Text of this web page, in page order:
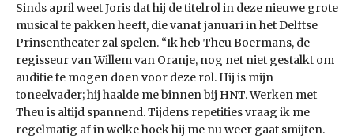
Sinds april weet Joris dat hij de titelrol in deze nieuwe grote
musical te pakken heeft, die vanaf januari in het Delftse
Prinsentheater zal spelen. “Ik heb Theu Boermans, de
regisseur van Willem van Oranje, nog net niet gestalkt om
auditie te mogen doen voor deze rol. Hij is mijn
toneelvader; hij haalde me binnen bij HNT. Werken met
Theu is altijd spannend. Tijdens repetities vraag ik me
regelmatig af in welke hoek hij me nu weer gaat smijten.